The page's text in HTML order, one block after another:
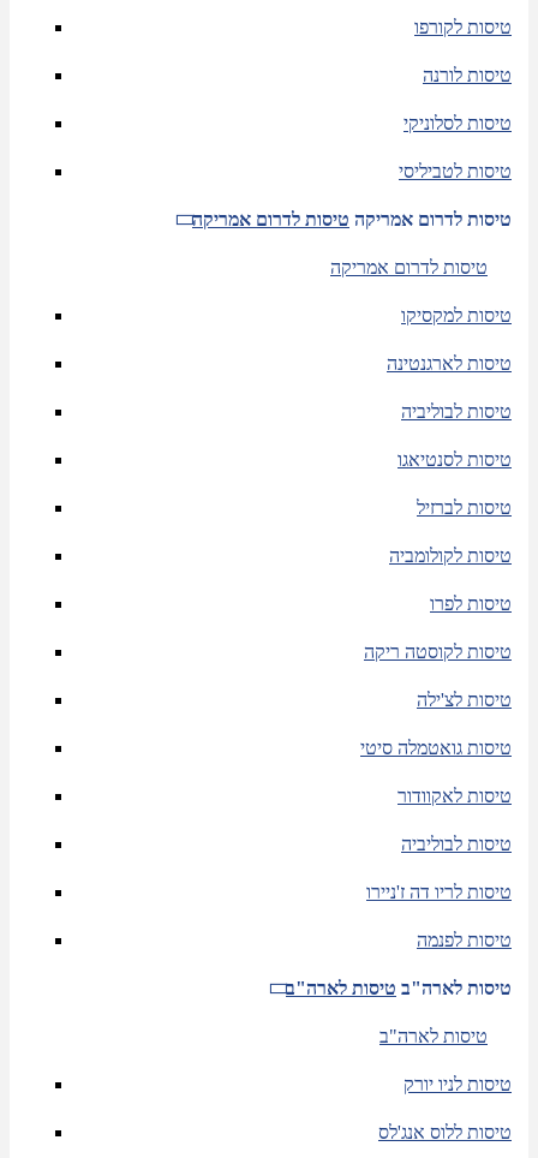
טיסות לקורפו
טיסות לורנה
טיסות לסלוניקי
טיסות לטביליסי
טיסות לדרום אמריקה טיסות לדרום אמריקה
טיסות לדרום אמריקה
טיסות למקסיקו
טיסות לארגנטינה
טיסות לבוליביה
טיסות לסנטיאגו
טיסות לברזיל
טיסות לקולומביה
טיסות לפרו
טיסות לקוסטה ריקה
טיסות לצ'ילה
טיסות גואטמלה סיטי
טיסות לאקוודור
טיסות לבוליביה
טיסות לריו דה ז'ניירו
טיסות לפנמה
טיסות לארה"ב טיסות לארה"ב
טיסות לארה"ב
טיסות לניו יורק
טיסות ללוס אנג'לס